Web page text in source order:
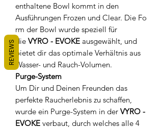
enthaltene Bowl kommt in den
Ausführungen Frozen und Clear. Die Fo
rm der Bowl wurde speziell für
die VYRO - EVOKE ausgewählt, und
bietet dir das optimale Verhältnis aus
Wasser- und Rauch-Volumen.
Purge-System
Um Dir und Deinen Freunden das
perfekte Raucherlebnis zu schaffen,
wurde ein Purge-System in der VYRO -
EVOKE verbaut, durch welches alle 4
REVIEWS